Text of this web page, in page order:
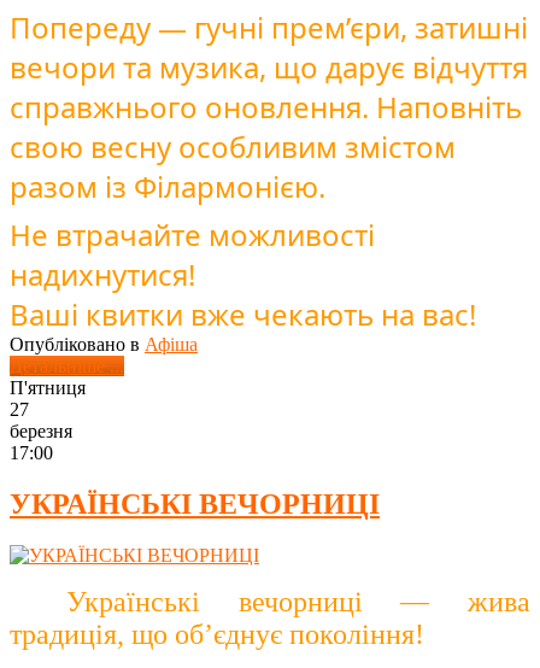
Попереду — гучні прем’єри, затишні
вечори та музика, що дарує відчуття
справжнього оновлення. Наповніть
свою весну особливим змістом
разом із Філармонією.
Не втрачайте можливості
надихнутися!
Ваші квитки вже чекають на вас!
Опубліковано в Афіша
Детальніше ...
П'ятниця
27
березня
17:00
УКРАЇНСЬКІ ВЕЧОРНИЦІ
Українські вечорниці — жива
традиція, що об’єднує покоління!